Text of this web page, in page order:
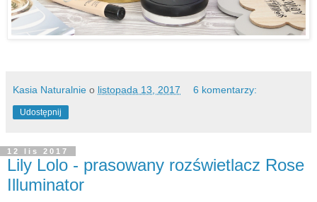
Kasia Naturalnie o listopada 13, 2017 6 komentarzy:
Udostępnij
12 lis 2017
Lily Lolo - prasowany rozświetlacz Rose
Illuminator